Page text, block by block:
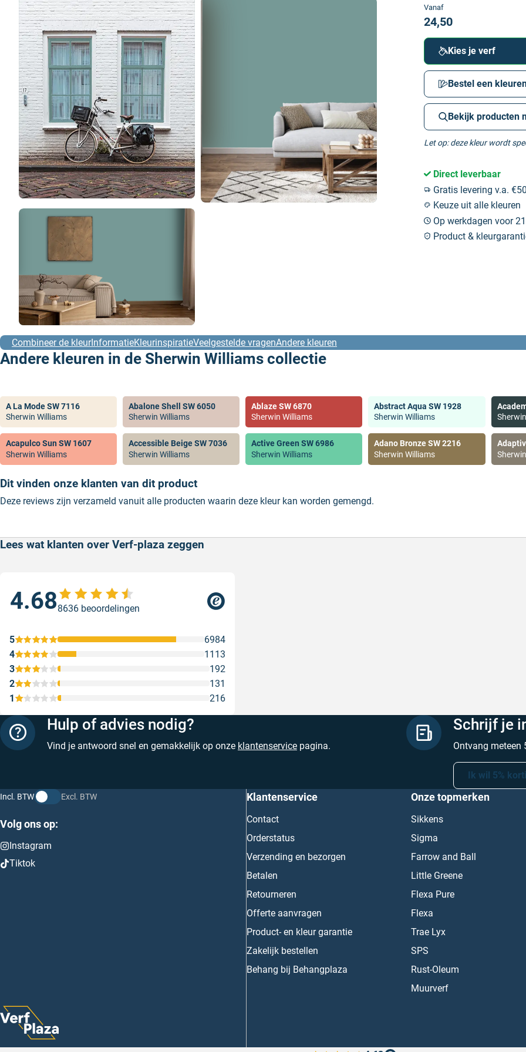
Vanaf
24,50
Kies je verf
Bestel een
Bekijk producten
Let op: deze kleur wordt
Direct leverbaar
Gratis levering v.a.
Keuze uit alle kleuren
Op werkdagen voor
Product &
Combineer de kleurInformatieKleurinspiratieVeelgestelde vragenAndere kleuren
Andere kleuren in de Sherwin Williams collectie
A La Mode SW 7116
Sherwin Williams
Abalone Shell SW 6050
Sherwin Williams
Ablaze SW 6870
Sherwin Williams
Abstract Aqua SW 1928
Sherwin Williams
Acapulco Sun SW 1607
Sherwin Williams
Accessible Beige SW 7036
Sherwin Williams
Active Green SW 6986
Sherwin Williams
Adano Bronze SW 2216
Sherwin Williams
Dit vinden onze klanten van dit product
Deze reviews zijn verzameld vanuit alle producten waarin deze kleur kan worden gemengd.
Lees wat klanten over Verf-plaza zeggen
4.688636 beoordelingen
1 216
2 131
3 192
4 1113
5 6984
Hulp of advies nodig?
Vind je antwoord snel en gemakkelijk op onze klantenservice pagina.
Schrijf je
Ontvang meteen
Ik wil 5%
Incl. BTW Excl. BTW
Volg ons op:
Instagram
Tiktok
Klantenservice
Contact
Orderstatus
Verzending en bezorgen
Betalen
Retourneren
Offerte aanvragen
Product- en kleur garantie
Zakelijk bestellen
Behang bij Behangplaza
Onze topmerken
Sikkens
Sigma
Farrow and Ball
Little Greene
Flexa Pure
Flexa
Trae Lyx
SPS
Rust-Oleum
Muurverf